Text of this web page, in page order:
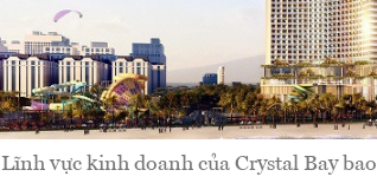
Lĩnh vực kinh doanh của Crystal Bay